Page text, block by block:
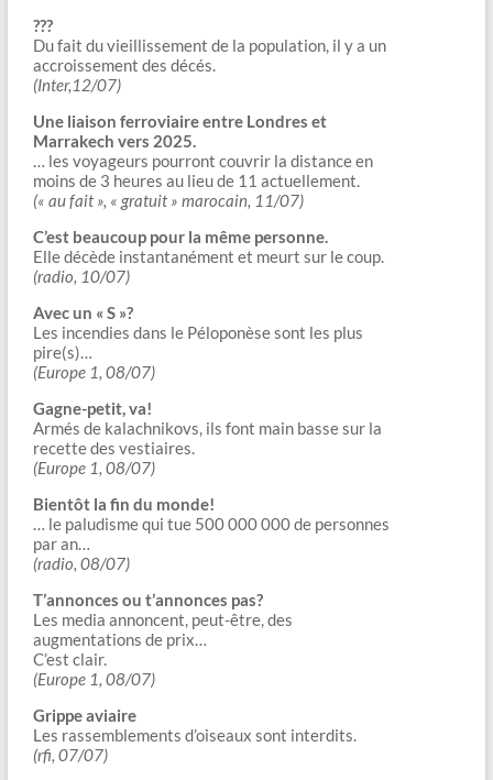
???
Du fait du vieillissement de la population, il y a un
accroissement des décés.
(Inter,12/07)
Une liaison ferroviaire entre Londres et
Marrakech vers 2025.
… les voyageurs pourront couvrir la distance en
moins de 3 heures au lieu de 11 actuellement.
(« au fait », « gratuit » marocain, 11/07)
C’est beaucoup pour la même personne.
Elle décède instantanément et meurt sur le coup.
(radio, 10/07)
Avec un « S »?
Les incendies dans le Péloponèse sont les plus
pire(s)…
(Europe 1, 08/07)
Gagne-petit, va!
Armés de kalachnikovs, ils font main basse sur la
recette des vestiaires.
(Europe 1, 08/07)
Bientôt la fin du monde!
… le paludisme qui tue 500 000 000 de personnes
par an…
(radio, 08/07)
T’annonces ou t’annonces pas?
Les media annoncent, peut-être, des
augmentations de prix…
C’est clair.
(Europe 1, 08/07)
Grippe aviaire
Les rassemblements d’oiseaux sont interdits.
(rfi, 07/07)